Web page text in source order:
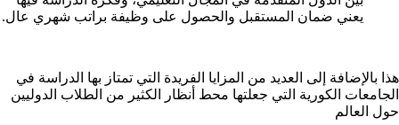
يعني ضمان المستقبل والحصول على وظيفة براتب شهري عال.
هذا بالإضافة إلى العديد من المزايا الفريدة التي تمتاز بها الدراسة في
الجامعات الكورية التي جعلتها محط أنظار الكثير من الطلاب الدوليين
حول العالم